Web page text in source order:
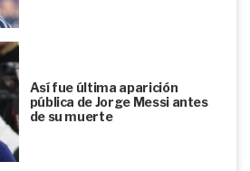
Así fue última aparición
pública de Jorge Messi antes
de su muerte